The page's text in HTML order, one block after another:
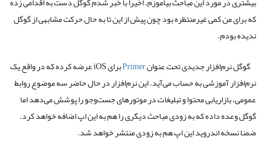
که برای من کمی غیرمنتظره بود چون پیش از این تا به حال حرکت مشابهی از گوگل
ندیده بودم.
گوگل نرم‌افزار جدیدی تحت عنوانPrimer
برای iOS عرضه کرده که در واقع یک
نرم‌افزار آموزشی به حساب می‌آید. این نرم‌افزار در حال حاضر سه موضوع روابط
عمومی، بازاریابی محتوا و تبلیغات در موتورهای جست‌وجو را پوشش می‌دهد اما
گوگل وعده داده که به زودی مباحث دیگری را هم به این اپ اضافه خواهد کرد.
ضمنا نسخه اندروید این اپ هم به زودی منتشر خواهد شد.